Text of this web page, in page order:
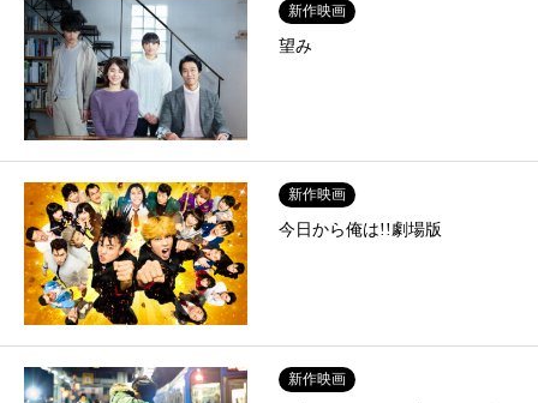
新作映画
望み
新作映画
今日から俺は!!劇場版
新作映画